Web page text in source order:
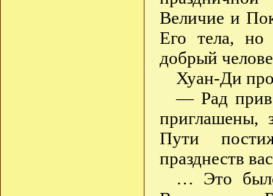
Величие и
Его тела,
добрый
Хуан-Ди
— Рад
приглашены,
Пути
празднеств
… Это